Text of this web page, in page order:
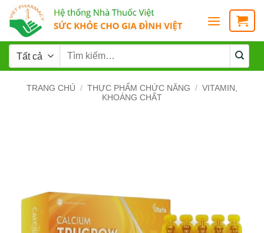
TRANG CHỦ / THỰC PHẨM CHỨC NĂNG / VITAMIN,
KHOÁNG CHẤT